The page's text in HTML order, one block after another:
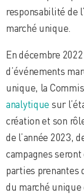
responsabilité de
marché unique.
En décembre
d’événements
unique, la
analytique sur
création et son
de l’année 2023,
campagnes
parties prenantes
du marché